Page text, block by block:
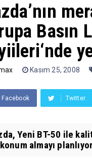
Basın
Kasım 25, 2008
Facebook Twitter
Yeni BT-50 ile
almayı